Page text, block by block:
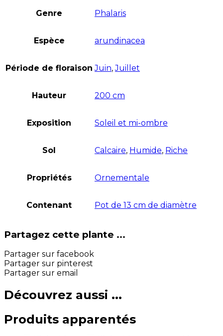
Genre Phalaris
Espèce arundinacea
Période de floraison Juin,Juillet
Hauteur 200 cm
Exposition Soleil et mi-ombre
Sol Calcaire, Humide, Riche
Propriétés Ornementale
Contenant Pot de 13 cm de diamètre
Partagez cette plante ...
Partager sur facebook
Partager sur pinterest
Partager sur email
Découvrez aussi ...
Produits apparentés